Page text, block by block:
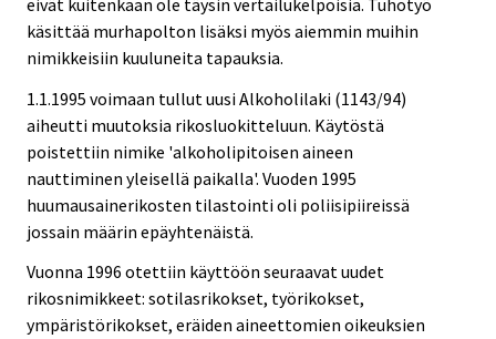
käsittää murhapolton lisäksi myös aiemmin muihin
nimikkeisiin kuuluneita tapauksia.
1.1.1995 voimaan tullut uusi Alkoholilaki (1143/94)
aiheutti muutoksia rikosluokitteluun. Käytöstä
poistettiin nimike 'alkoholipitoisen aineen
nauttiminen yleisellä paikalla'. Vuoden 1995
huumausainerikosten tilastointi oli poliisipiireissä
jossain määrin epäyhtenäistä.
Vuonna 1996 otettiin käyttöön seuraavat uudet
rikosnimikkeet: sotilasrikokset, työrikokset,
ympäristörikokset, eräiden aineettomien oikeuksien